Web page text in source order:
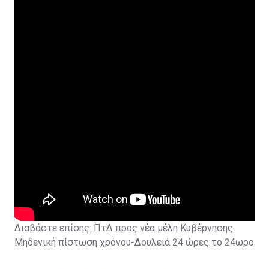
Διαβάστε επίσης: ΠτΔ προς νέα μέλη Κυβέρνησης:
Μηδενική πίστωση χρόνου-Δουλειά 24 ώρες το 24ωρο